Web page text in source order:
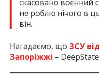
скасовано воєнний
не роблю нічого в
він.
Нагадаємо, що ЗСУ
Запоріжжі – DeepState